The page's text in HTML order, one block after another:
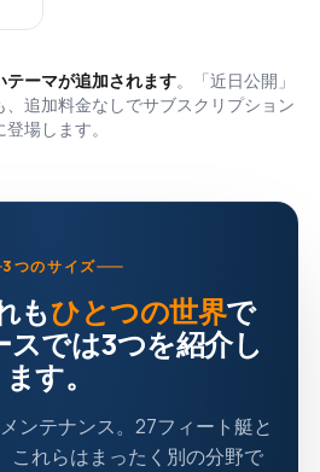
テーマが追加されます。「近日公開」
追加料金なしでサブスクリプション
登場します。
3つのサイズ
もひとつの世界で
スでは3つを紹介し
ます。
ンテナンス。27フィート艇と
これらはまったく別の分野で